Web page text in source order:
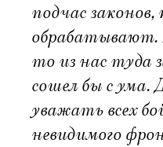
подчас
обрабатывают.
то из нас туда
сошел бы с ума.
уважать всех
невидимого